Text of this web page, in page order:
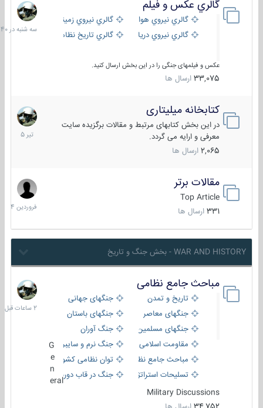
گالري عكس و فيلم
گالري نيروي هوايي
گالري نيروي زميني
گالري نيروي دريايي
گالري تاریخ نظامی
عکس و فیلمهای جنگی را در این بخش ارسال کنید.
33,075 ارسال ها
سه
شنبه
در
کتابخانه میلیتاری
در این بخش کتابهای مرتبط و مقالات برگزیده سایت
معرفی و ارایه می گردد.
2,065 ارسال ها
16
تیر
1405
مقالات برتر
Top Article
331 ارسال ها
29
فروردین
1404
WAR AND HISTORY - بخش جنگ و تاریخ
مباحث جامع نظامی
تاریخ و تمدن
جنگهای جهانی
جنگهای معاصر
جنگهای باستان
جنگهای مسلمین
جنگ آوران
مقاومت اسلامی
جنگ نرم و سایبری
مباحث جامع نظامی
توان نظامی کشورها
تسلیحات استراتژیک
جنگ در قاب دوربین
eral
Military Discussions
2
ساعات
قبل